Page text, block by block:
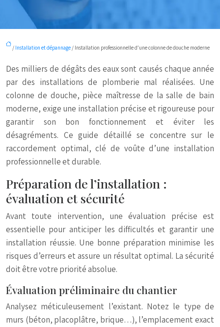
/ Installation et dépannage / Installation professionnelle d’une colonne de douche moderne
Des milliers de dégâts des eaux sont causés chaque année
par des installations de plomberie mal réalisées. Une
colonne de douche, pièce maîtresse de la salle de bain
moderne, exige une installation précise et rigoureuse pour
garantir son bon fonctionnement et éviter les
désagréments. Ce guide détaillé se concentre sur le
raccordement optimal, clé de voûte d’une installation
professionnelle et durable.
Préparation de l’installation :
évaluation et sécurité
Avant toute intervention, une évaluation précise est
essentielle pour anticiper les difficultés et garantir une
installation réussie. Une bonne préparation minimise les
risques d’erreurs et assure un résultat optimal. La sécurité
doit être votre priorité absolue.
Évaluation préliminaire du chantier
Analysez méticuleusement l’existant. Notez le type de
murs (béton, placoplâtre, brique…), l’emplacement exact